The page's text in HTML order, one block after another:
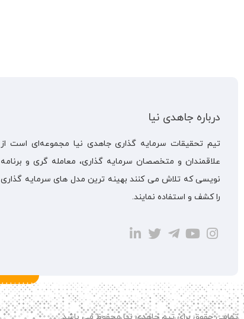
درباره جاهدی نیا
تیم تحقیقات سرمایه گذاری جاهدی نیا مجموعه‌ای است از
علاقمندان و متخصصان سرمایه گذاری، معامله گری و برنامه
نویسی که تلاش می کنند بهینه ترین مدل های سرمایه گذاری
را کشف و استفاده نمایند.